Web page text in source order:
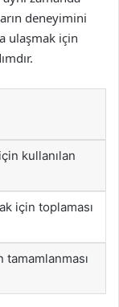
deneyimini
ulaşmak için
kullanılan
için toplaması